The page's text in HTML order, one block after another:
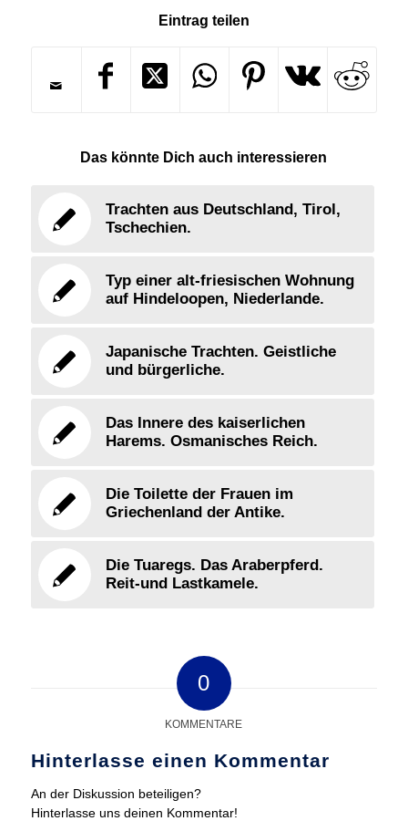
Eintrag teilen
Das könnte Dich auch interessieren
Trachten aus Deutschland, Tirol,
Tschechien.
Typ einer alt-friesischen Wohnung
auf Hindeloopen, Niederlande.
Japanische Trachten. Geistliche
und bürgerliche.
Das Innere des kaiserlichen
Harems. Osmanisches Reich.
Die Toilette der Frauen im
Griechenland der Antike.
Die Tuaregs. Das Araberpferd.
Reit-und Lastkamele.
0
KOMMENTARE
Hinterlasse einen Kommentar
An der Diskussion beteiligen?
Hinterlasse uns deinen Kommentar!